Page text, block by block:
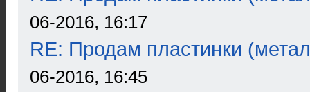
06-2016, 16:17
RE: Продам пластинки
06-2016, 16:45